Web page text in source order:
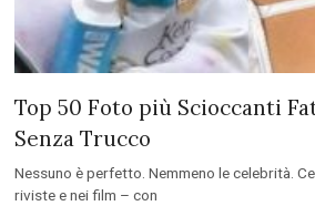
Top 50 Foto più Scioccanti
Senza Trucco
Nessuno è perfetto. Nemmeno le celebrità.
riviste e nei film – con